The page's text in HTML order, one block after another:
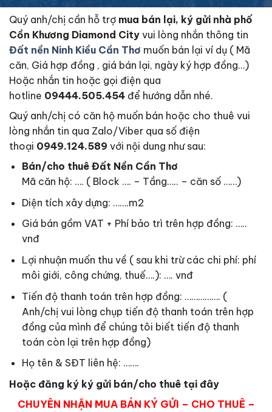
Quý anh/chị cần hỗ trợ mua bán lại, ký gửi nhà phố
Cồn Khương Diamond City vui lòng nhắn thông tin
Đất nền Ninh Kiều Cần Thơ muốn bán lại ví dụ ( Mã
căn, Giá hợp đồng , giá bán lại, ngày ký hợp đồng…)
Hoặc nhắn tin hoặc gọi điện qua
hotline 09444.505.454 để hướng dẫn nhé.
Quý anh/chị có căn hộ muốn bán hoặc cho thuê vui
lòng nhắn tin qua Zalo/Viber qua số điện
thoại 0949.124.589 với nội dung như sau:
Bán/cho thuê Đất Nền Cần Thơ
Mã căn hộ: …. ( Block …. – Tầng….. – căn số ……)
Diện tích xây dựng: …….m2
Giá bán gồm VAT + Phí bảo trì trên hợp đồng: …..
vnđ
Lợi nhuận muốn thu về ( sau khi trừ các chi phí: phí
môi giới, công chứng, thuế….): …. vnđ
Tiến độ thanh toán trên hợp đồng: ……………. (
Anh/chị vui lòng chụp tiến độ thanh toán trên hợp
đồng của mình để chúng tôi biết tiến độ thanh
toán còn lại trên hợp đồng)
Họ tên & SĐT liên hệ: …….
Hoặc đăng ký ký gửi bán/cho thuê tại đây
CHUYÊN NHẬN MUA BÁN KÝ GỬI – CHO THUÊ –